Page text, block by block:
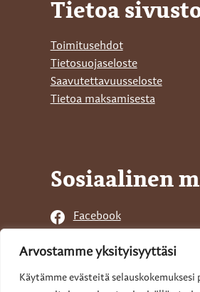
Arvostamme yksityisyyttäsi
Käytämme evästeitä selauskokemuksesi
Tietoa
Toimitusehdot
Tietosuojaseloste
Saavutettavuusseloste
Tietoa maksamisesta
Sosiaalinen
Facebook
Linkedin
Twitter